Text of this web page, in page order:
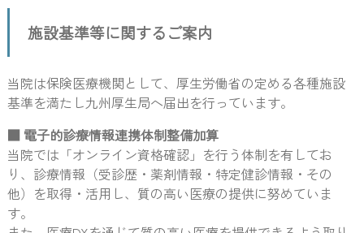
施設基準等に関するご案内
当院は保険医療機関として、厚生労働省の定める各種施設
基準を満たし九州厚生局へ届出を行っています。
■ 電子的診療情報連携体制整備加算
当院では「オンライン資格確認」を行う体制を有してお
り、診療情報（受診歴・薬剤情報・特定健診情報・その
他）を取得・活用し、質の高い医療の提供に努めていま
す。